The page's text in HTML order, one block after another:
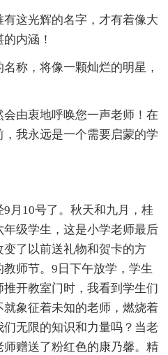
这光辉的名字，才有着像大
内涵！
，将像一颗灿烂的明星，
由衷地呼唤您一声老师！在
我永远是一个需要启蒙的学
10号了。秋天和九月，桂
级学生，这是小学老师最后
了以前送礼物和贺卡的方
师节。9日下午放学，学生
开教室门时，我看到学生们
象征着未知的老师，燃烧着
无限的知识和力量吗？当老
赠送了粉红色的康乃馨。精